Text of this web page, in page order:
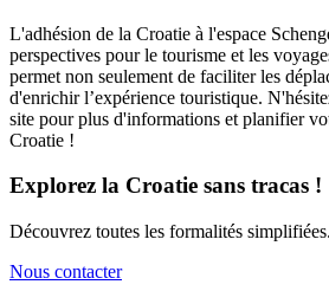
L'adhésion de la Croatie à l'espace
perspectives pour le tourisme et les
permet non seulement de faciliter les
d'enrichir l’expérience touristique.
site pour plus d'informations et planifier
Croatie !
Explorez la Croatie sans tracas !
Découvrez toutes les formalités simplifiées.
Nous contacter